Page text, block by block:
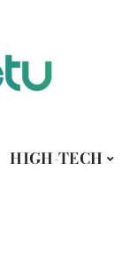
HIGH-TECH